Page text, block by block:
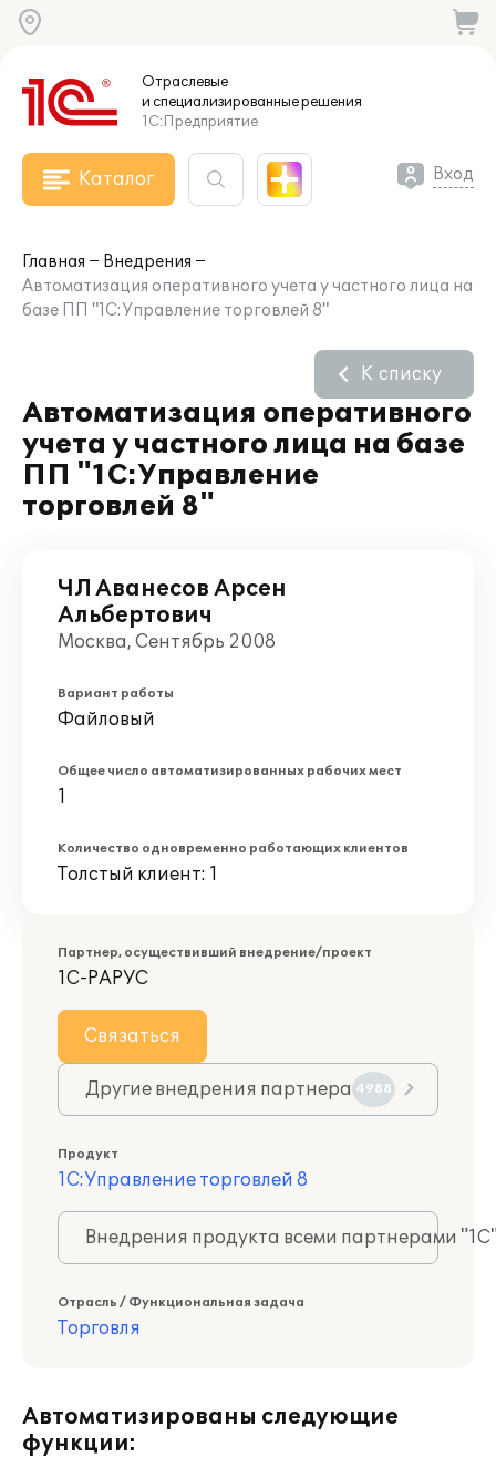
Отраслевые
и специализированныерешения
1С:Предприятие
Каталог Вход
Главная
Внедрения
Автоматизация оперативного учета у частного лица на
базе ПП "1С:Управление торговлей 8"
Автоматизация оперативного
учета у частного лица на базе
ПП "1С:Управление
торговлей 8"
К списку
ЧЛ Аванесов Арсен
Альбертович
Москва, Сентябрь 2008
Вариант работы
Файловый
Общее число автоматизированных рабочих мест
1
Количество одновременно работающих клиентов
Толстый клиент: 1
Партнер, осуществивший внедрение/проект
1С-РАРУС
Связаться
Другие внедрения партнера 4988
Продукт
1С:Управление торговлей 8
Внедрения продукта всеми партнерами
Отрасль / Функциональная задача
Торговля
Автоматизированы следующие
функции: